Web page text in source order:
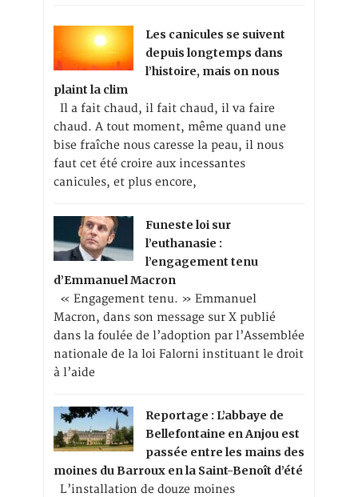
Les canicules se suivent
depuis longtemps dans
l’histoire, mais on nous
plaint la clim
Il a fait chaud, il fait chaud, il va faire
chaud. A tout moment, même quand une
bise fraîche nous caresse la peau, il nous
faut cet été croire aux incessantes
canicules, et plus encore,
Funeste loi sur
l’euthanasie :
l’engagement tenu
d’Emmanuel Macron
« Engagement tenu. » Emmanuel
Macron, dans son message sur X publié
dans la foulée de l’adoption par l’Assemblée
nationale de la loi Falorni instituant le droit
à l’aide
Reportage : L’abbaye de
Bellefontaine en Anjou est
passée entre les mains des
moines du Barroux en la Saint-Benoît d’été
L’installation de douze moines